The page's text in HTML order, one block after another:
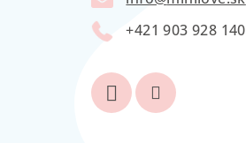
+421 903 928 140